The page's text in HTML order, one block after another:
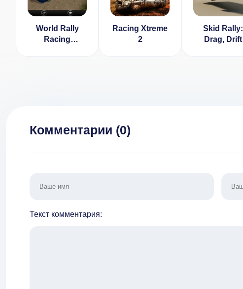
World Rally
Racing
Racing Xtreme
2
Skid Rally:
Drag, Drift
Комментарии (0)
Текст комментария: